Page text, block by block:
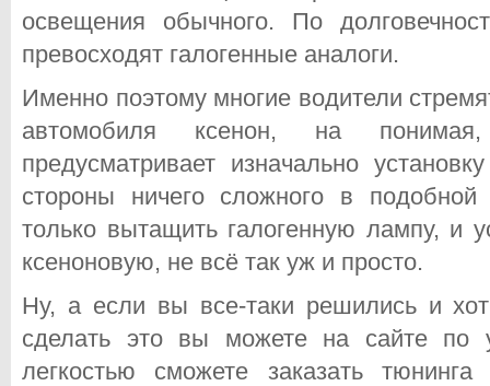
освещения обычного. По
превосходят галогенные аналоги.
Именно поэтому многие водители
автомобиля ксенон, на
предусматривает изначально
стороны ничего сложного в
только вытащить галогенную лампу, и
ксеноновую, не всё так уж и просто.
Ну, а если вы все-таки решились и
сделать это вы можете на сайте по
легкостью сможете заказать